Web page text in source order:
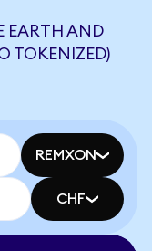
EARTH AND
TOKENIZED)
REMXON
CHF